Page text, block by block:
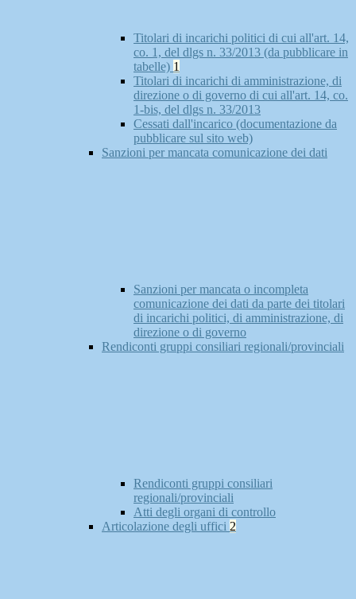
Titolari di incarichi politici di cui all'art. 14,
co. 1, del dlgs n. 33/2013 (da pubblicare in
tabelle) 1
Titolari di incarichi di amministrazione, di
direzione o di governo di cui all'art. 14, co.
1-bis, del dlgs n. 33/2013
Cessati dall'incarico (documentazione da
pubblicare sul sito web)
Sanzioni per mancata comunicazione dei dati
Sanzioni per mancata o incompleta
comunicazione dei dati da parte dei titolari
di incarichi politici, di amministrazione, di
direzione o di governo
Rendiconti gruppi consiliari regionali/provinciali
Rendiconti gruppi consiliari
regionali/provinciali
Atti degli organi di controllo
Articolazione degli uffici 2